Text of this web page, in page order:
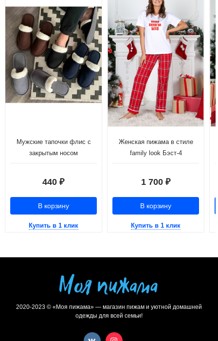
Мужские тапочки флис с
закрытым носом
440 ₽
В корзину
Купить в 1 клик
Женская пижама в стиле
family look Бэст-4
1 700 ₽
В корзину
Купить в 1 клик
2020-2023 © «Моя пижама» — магазин пижам и уютной домашней
одежды для всей семьи!